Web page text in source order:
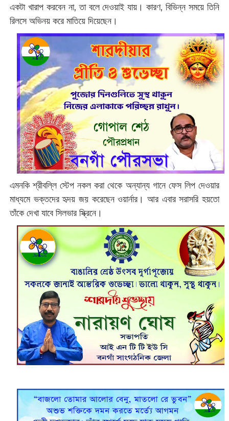
একটা খারাপ করবেন না, তা বলে দেওয়াই যায়। কারণ, বিভিন্ন সময়ে তিনি
রিলসে অভিনয় করে মাতিয়ে দিয়েছেন।
এমনকিশ্রীবল্লি স্টেপ নকল করা থেকে অন্যান্য গানে ফেস লিপ দেওয়ার
মাধ্যমে ভক্তদের হৃদয় জয় করেছেন ওয়ার্নার। আর এবার সরাসরি হয়তো
তাঁকে দেখা যাবে সিলভার স্ক্রিনে।